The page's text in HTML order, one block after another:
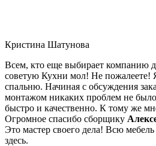
Кристина Шатунова
Всем, кто еще выбирает компанию
советую Кухни мол! Не пожалеете!
спальню. Начиная с обсуждения
монтажом никаких проблем не
быстро и качественно. К тому же
Огромное спасибо сборщику
Это мастер своего дела! Всю мебель
здесь.